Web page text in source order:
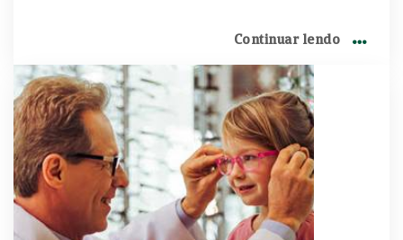
aparelhos além do tempo recomendado.
Continuar lendo